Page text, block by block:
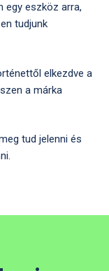
egy eszköz arra,
tudjunk
elkezdve a
a márka
tud jelenni és